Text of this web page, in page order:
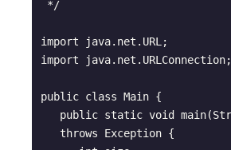
import java.net.URL;
import java.net.URLConnection;
public class Main {